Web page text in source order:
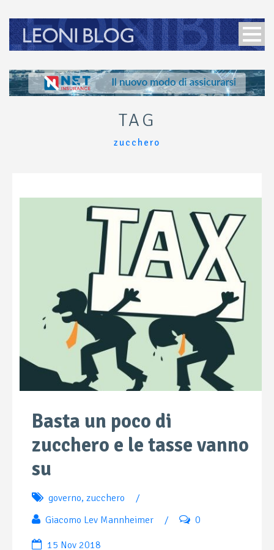
TAG
zucchero
Basta un poco di
zucchero e le tasse vanno
su
governo, zucchero
/
Giacomo Lev Mannheimer
/ 0
15 Nov 2018